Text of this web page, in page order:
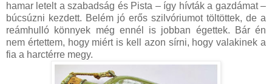
hamar letelt a szabadság és Pista – így hívták a gazdámat –
búcsúzni kezdett. Belém jó erős szilvóriumot töltöttek, de a
reámhulló könnyek még ennél is jobban égettek. Bár én
nem értettem, hogy miért is kell azon sírni, hogy valakinek a
fia a harctérre megy.